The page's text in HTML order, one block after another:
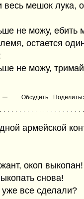
весь мешок лука,
не можу, ебить
остается
не можу,
– Обсудить
армейской
окоп выкопан!
снова!
все сделали?